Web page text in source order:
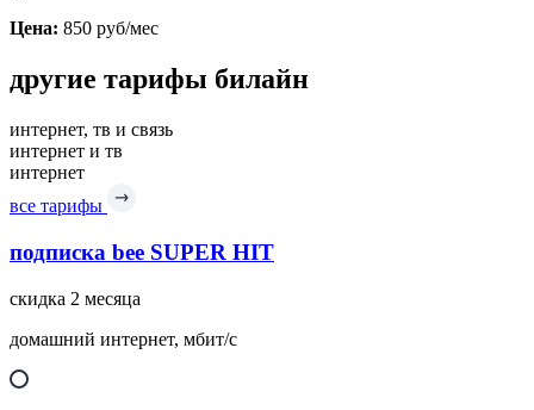
Цена: 850 руб/мес
другие тарифы билайн
интернет, тв и связь
интернет и тв
интернет
все тарифы
подписка bee SUPER HIT
скидка 2 месяца
домашний интернет, мбит/с